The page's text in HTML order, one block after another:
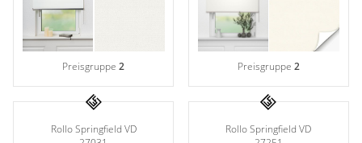
Preisgruppe2 Preisgruppe 2
Rollo Springfield VD
Rollo Springfield VD